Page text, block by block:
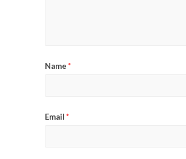
Name*
Email*